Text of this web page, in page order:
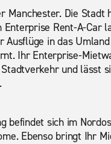
Manchester. Die
Rent-A-Car
in das
Ihr Enterprise-
und lässt
befindet sich im
Ebenso bringt Ihr